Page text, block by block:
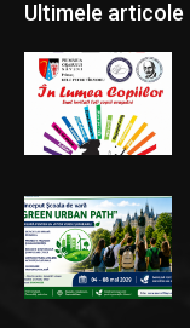
Ultimele articole